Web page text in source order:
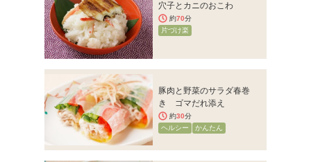
穴子とカニのおこわ
約70分
片づけ楽
豚肉と野菜のサラダ春巻
き ゴマだれ添え
約30分
ヘルシー
かんたん